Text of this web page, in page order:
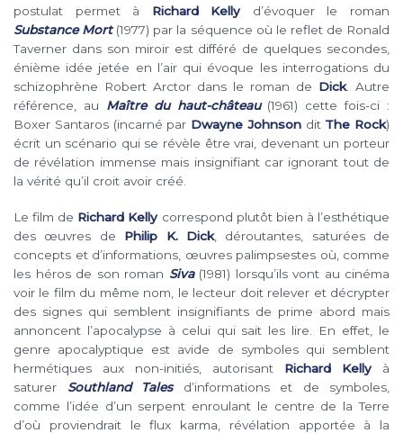
postulat permet à Richard Kelly d’évoquer le roman
Substance Mort(1977) par la séquence où le reflet de Ronald
Taverner dans son miroir est différé de quelques secondes,
énième idée jetée en l’air qui évoque les interrogations du
schizophrène Robert Arctor dans le roman de Dick. Autre
référence, au Maître du haut-château(1961) cette fois-ci :
Boxer Santaros (incarné par Dwayne Johnsondit The Rock)
écrit un scénario qui se révèle être vrai, devenant un porteur
de révélation immense mais insignifiant car ignorant tout de
la vérité qu’il croit avoir créé.
Le film de Richard Kellycorrespond plutôt bien à l’esthétique
des œuvres de Philip K. Dick, déroutantes, saturées de
concepts et d’informations, œuvres palimpsestes où, comme
les héros de son roman Siva(1981) lorsqu’ils vont au cinéma
voir le film du même nom, le lecteur doit relever et décrypter
des signes qui semblent insignifiants de prime abord mais
annoncent l’apocalypse à celui qui sait les lire. En effet, le
genre apocalyptique est avide de symboles qui semblent
hermétiques aux non-initiés, autorisant Richard Kellyà
saturer Southland Talesd’informations et de symboles,
comme l’idée d’un serpent enroulant le centre de la Terre
d’où proviendrait le flux karma, révélation apportée à la